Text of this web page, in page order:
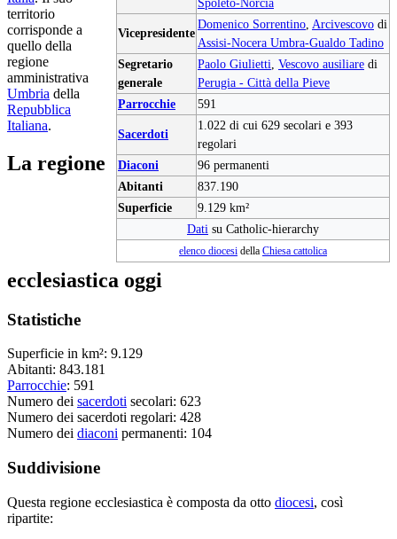
Vicepresidente
Domenico Sorrentino Arcivescovo di
Assisi-Nocera Umbra-Gualdo Tadino
Segretario
generale
Paolo Giulietti Vescovo ausiliare di
Perugia - Città della Pieve
Parrocchie
591
Sacerdoti
1.022 di cui 629 secolari e 393
regolari
Diaconi
96 permanenti
Abitanti
837.190
Superficie
9.129 km²
Dati su Catholic-hierarchy
elenco diocesi della Chiesa cattolica
territorio
corrisponde a
quello della
regione
amministrativa
Umbria della
Repubblica
Italiana.
La regione
ecclesiastica oggi
Statistiche
Superficie in km²: 9.129
Abitanti: 843.181
Parrocchie: 591
Numero dei sacerdoti secolari: 623
Numero dei sacerdoti regolari: 428
Numero dei diaconi permanenti: 104
Suddivisione
Questa regione ecclesiastica è composta da otto diocesi, così
ripartite: